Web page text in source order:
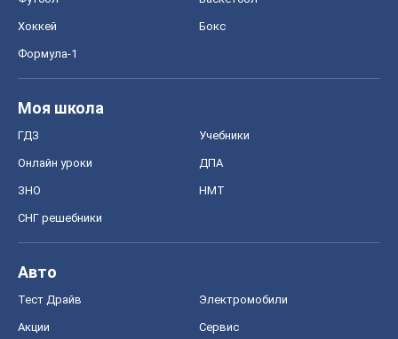
Хоккей Бокс
Формула-1
Моя школа
ГДЗ Учебники
Онлайн уроки ДПА
ЗНО НМТ
СНГ решебники
Авто
Тест Драйв Электромобили
Акции Сервис